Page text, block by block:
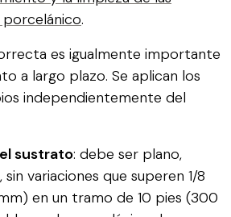
porcelánico.
es igualmente importante
a largo plazo. Se aplican los
independientemente del
sustrato: debe ser plano,
variaciones que superen 1/8
en un tramo de 10 pies (300